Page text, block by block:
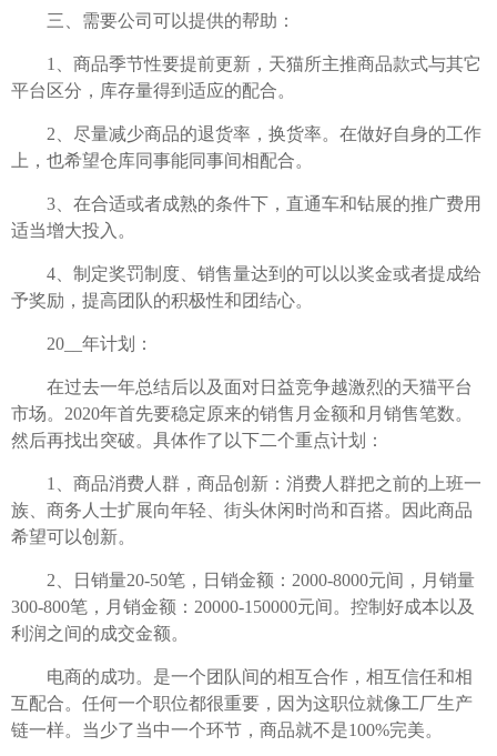
三、需要公司可以提供的帮助：
1、商品季节性要提前更新，天猫所主推商品款式与其它
平台区分，库存量得到适应的配合。
2、尽量减少商品的退货率，换货率。在做好自身的工作
上，也希望仓库同事能同事间相配合。
3、在合适或者成熟的条件下，直通车和钻展的推广费用
适当增大投入。
4、制定奖罚制度、销售量达到的可以以奖金或者提成给
予奖励，提高团队的积极性和团结心。
20__年计划：
在过去一年总结后以及面对日益竞争越激烈的天猫平台
市场。2020年首先要稳定原来的销售月金额和月销售笔数。
然后再找出突破。具体作了以下二个重点计划：
1、商品消费人群，商品创新：消费人群把之前的上班一
族、商务人士扩展向年轻、街头休闲时尚和百搭。因此商品
希望可以创新。
2、日销量20-50笔，日销金额：2000-8000元间，月销量
300-800笔，月销金额：20000-150000元间。控制好成本以及
利润之间的成交金额。
电商的成功。是一个团队间的相互合作，相互信任和相
互配合。任何一个职位都很重要，因为这职位就像工厂生产
链一样。当少了当中一个环节，商品就不是100%完美。